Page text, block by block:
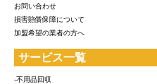
お問い合わせ
損害賠償保障について
加盟希望の業者の方へ
サービス一覧
-不用品回収